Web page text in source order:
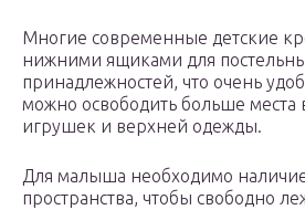
Многие современные детские
нижними ящиками для
принадлежностей, что очень
можно освободить больше места
игрушек и верхней одежды.
Для малыша необходимо наличие
пространства, чтобы свободно